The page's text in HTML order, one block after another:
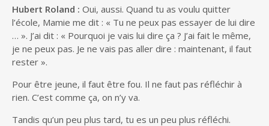
Hubert Roland : Oui, aussi. Quand tu as voulu quitter
l’école, Mamie me dit : « Tu ne peux pas essayer de lui dire
… ». J’ai dit : « Pourquoi je vais lui dire ça ? J’ai fait le même,
je ne peux pas. Je ne vais pas aller dire : maintenant, il faut
rester ».
Pour être jeune, il faut être fou. Il ne faut pas réfléchir à
rien. C’est comme ça, on n’y va.
Tandis qu’un peu plus tard, tu es un peu plus réfléchi.